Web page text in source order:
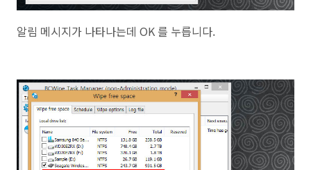
알림 메시지가 나타나는데 OK 를 누릅니다.